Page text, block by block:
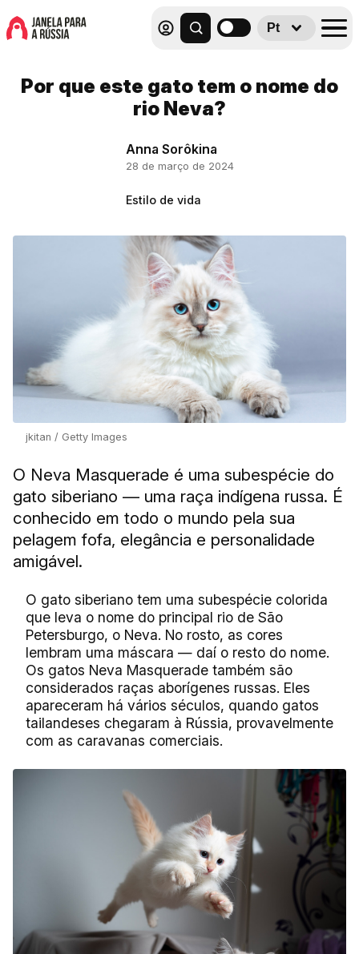
Pt
Por que este gato tem o nome do
rio Neva?
Anna Sorôkina
28 de março de 2024
Estilo de vida
jkitan / Getty Images
O Neva Masquerade é uma subespécie do
gato siberiano — uma raça indígena russa. É
conhecido em todo o mundo pela sua
pelagem fofa, elegância e personalidade
amigável.
O gato siberiano tem uma subespécie colorida
que leva o nome do principal rio de São
Petersburgo, o Neva. No rosto, as cores
lembram uma máscara — daí o resto do nome.
Os gatos Neva Masquerade também são
considerados raças aborígenes russas. Eles
apareceram há vários séculos, quando gatos
tailandeses chegaram à Rússia, provavelmente
com as caravanas comerciais.